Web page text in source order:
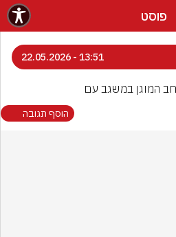
פוסט
13:51 - 22.05.2026
המוגן במשגב עם
הוסף תגובה